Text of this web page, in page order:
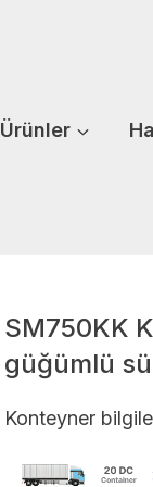
Ürünler
SM750KK
güğümlü
Konteyner